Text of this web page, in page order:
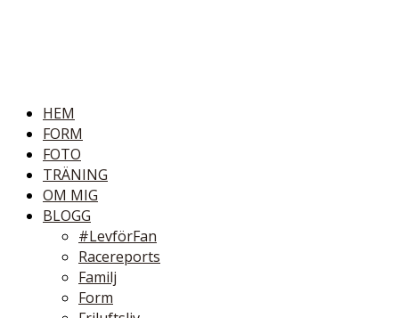
HEM
FORM
FOTO
TRÄNING
OM MIG
BLOGG
#LevförFan
Racereports
Familj
Form